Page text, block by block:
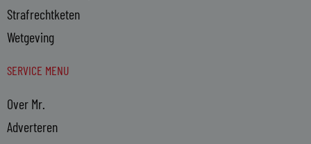
Strafrechtketen
Wetgeving
SERVICE MENU
Over Mr.
Adverteren